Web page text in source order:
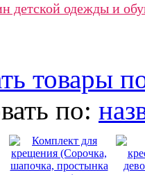
детской одежды и
товары
по: